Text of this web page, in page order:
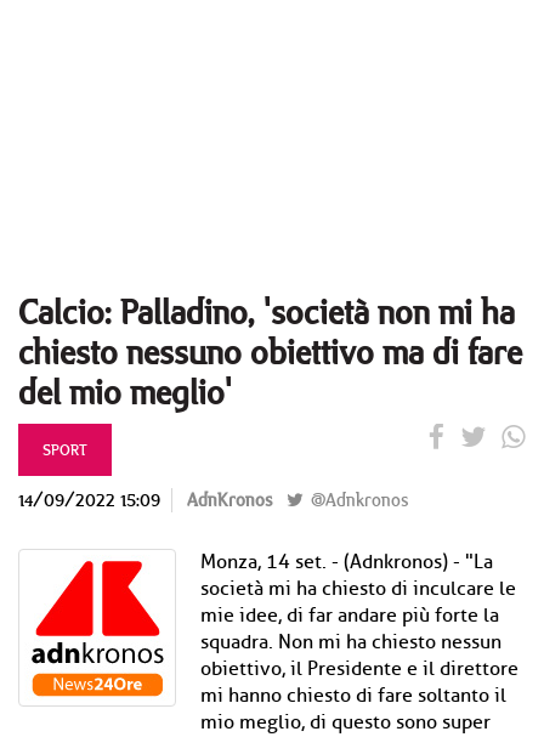
Calcio: Palladino, 'società non mi ha
chiesto nessuno obiettivo ma di fare
del mio meglio'
SPORT
14/09/2022 15:09 AdnKronos @Adnkronos
Monza, 14 set. - (Adnkronos) - "La
società mi ha chiesto di inculcare le
mie idee, di far andare più forte la
squadra. Non mi ha chiesto nessun
obiettivo, il Presidente e il direttore
mi hanno chiesto di fare soltanto il
mio meglio, di questo sono super